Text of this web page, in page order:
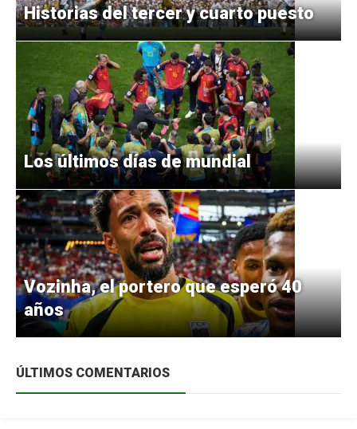
Historias del tercer y cuarto puesto
Los últimos días de mundial
Vozinha, el portero que esperó 40
años
ÚLTIMOS COMENTARIOS